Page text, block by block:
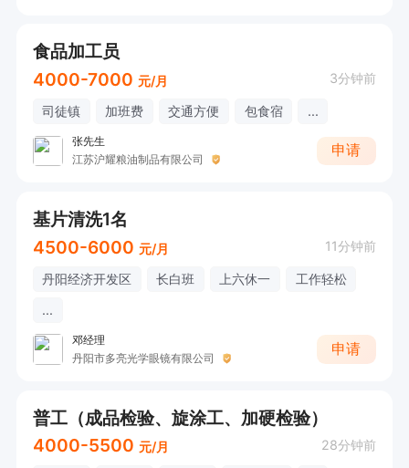
食品加工员
4000-7000 元/月 3分钟前
司徒镇 加班费 交通方便 包食宿 ...
张先生
江苏沪耀粮油制品有限公司
申请
基片清洗1名
4500-6000 元/月 11分钟前
丹阳经济开发区 长白班 上六休一
工作轻松
...
邓经理
丹阳市多亮光学眼镜有限公司
申请
普工（成品检验、旋涂工、加硬检验）
4000-5500 元/月 28分钟前